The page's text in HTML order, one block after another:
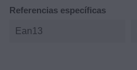
Referencias específicas
Ean13